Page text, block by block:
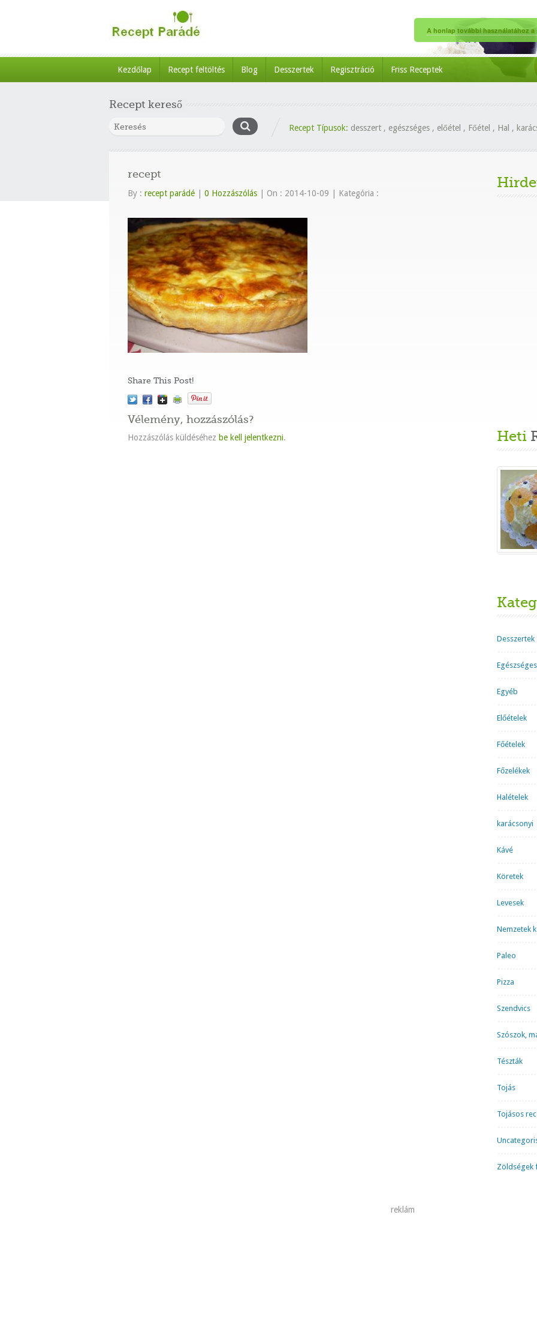
Kezdőlap Recept feltöltés Blog Desszertek Regisztráció Friss Receptek
Recept kereső
Recept Típusok: desszert , egészséges , előétel , Főétel , Hal ,
recept
By : recept parádé 0 Hozzászólás On : 2014-10-09 Kategória :
Share This Post!
Vélemény, hozzászólás?
Hozzászólás küldéséhez be kell jelentkezni. Heti
Desszertek
Egészséges
Egyéb
Előételek
Főételek
Főzelékek
Halételek
karácsonyi
Kávé
Köretek
Levesek
Nemzetek
Paleo
Pizza
Szendvics
Szószok,
Tészták
Tojás
Tojásos
Zöldségek
reklám
A honlap további használatához